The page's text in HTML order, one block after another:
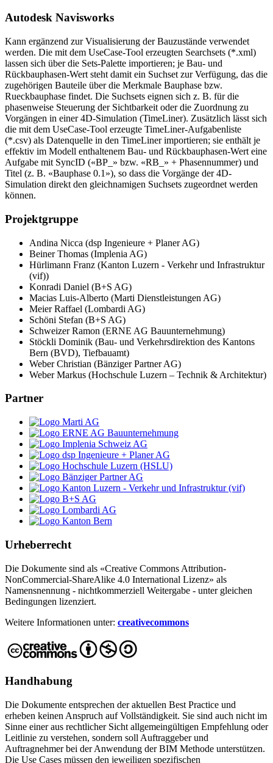
Autodesk Navisworks
Kann ergänzend zur Visualisierung der Bauzustände verwendet
werden. Die mit dem UseCase-Tool erzeugten Searchsets (*.xml)
lassen sich über die Sets-Palette importieren; je Bau- und
Rückbauphasen-Wert steht damit ein Suchset zur Verfügung, das die
zugehörigen Bauteile über die Merkmale Bauphase bzw.
Rueckbauphase findet. Die Suchsets eignen sich z. B. für die
phasenweise Steuerung der Sichtbarkeit oder die Zuordnung zu
Vorgängen in einer 4D-Simulation (TimeLiner). Zusätzlich lässt sich
die mit dem UseCase-Tool erzeugte TimeLiner-Aufgabenliste
(*.csv) als Datenquelle in den TimeLiner importieren; sie enthält je
effektiv im Modell enthaltenem Bau- und Rückbauphasen-Wert eine
Aufgabe mit SyncID («BP_» bzw. «RB_» + Phasennummer) und
Titel (z. B. «Bauphase 0.1»), so dass die Vorgänge der 4D-
Simulation direkt den gleichnamigen Suchsets zugeordnet werden
können.
Projektgruppe
Andina Nicca (dsp Ingenieure + Planer AG)
Beiner Thomas (Implenia AG)
Hürlimann Franz (Kanton Luzern - Verkehr und Infrastruktur
(vif))
Konradi Daniel (B+S AG)
Macias Luis-Alberto (Marti Dienstleistungen AG)
Meier Raffael (Lombardi AG)
Schöni Stefan (B+S AG)
Schweizer Ramon (ERNE AG Bauunternehmung)
Stöckli Dominik (Bau- und Verkehrsdirektion des Kantons
Bern (BVD), Tiefbauamt)
Weber Christian (Bänziger Partner AG)
Weber Markus (Hochschule Luzern – Technik & Architektur)
Partner
Urheberrecht
Die Dokumente sind als «Creative Commons Attribution-
NonCommercial-ShareAlike 4.0 International Lizenz» als
Namensnennung - nichtkommerziell Weitergabe - unter gleichen
Bedingungen lizenziert.
Weitere Informationen unter: creativecommons
Handhabung
Die Dokumente entsprechen der aktuellen Best Practice und
erheben keinen Anspruch auf Vollständigkeit. Sie sind auch nicht im
Sinne einer aus rechtlicher Sicht allgemeingültigen Empfehlung oder
Leitlinie zu verstehen, sondern soll Auftraggeber und
Auftragnehmer bei der Anwendung der BIM Methode unterstützen.
Die Use Cases müssen den jeweiligen spezifischen